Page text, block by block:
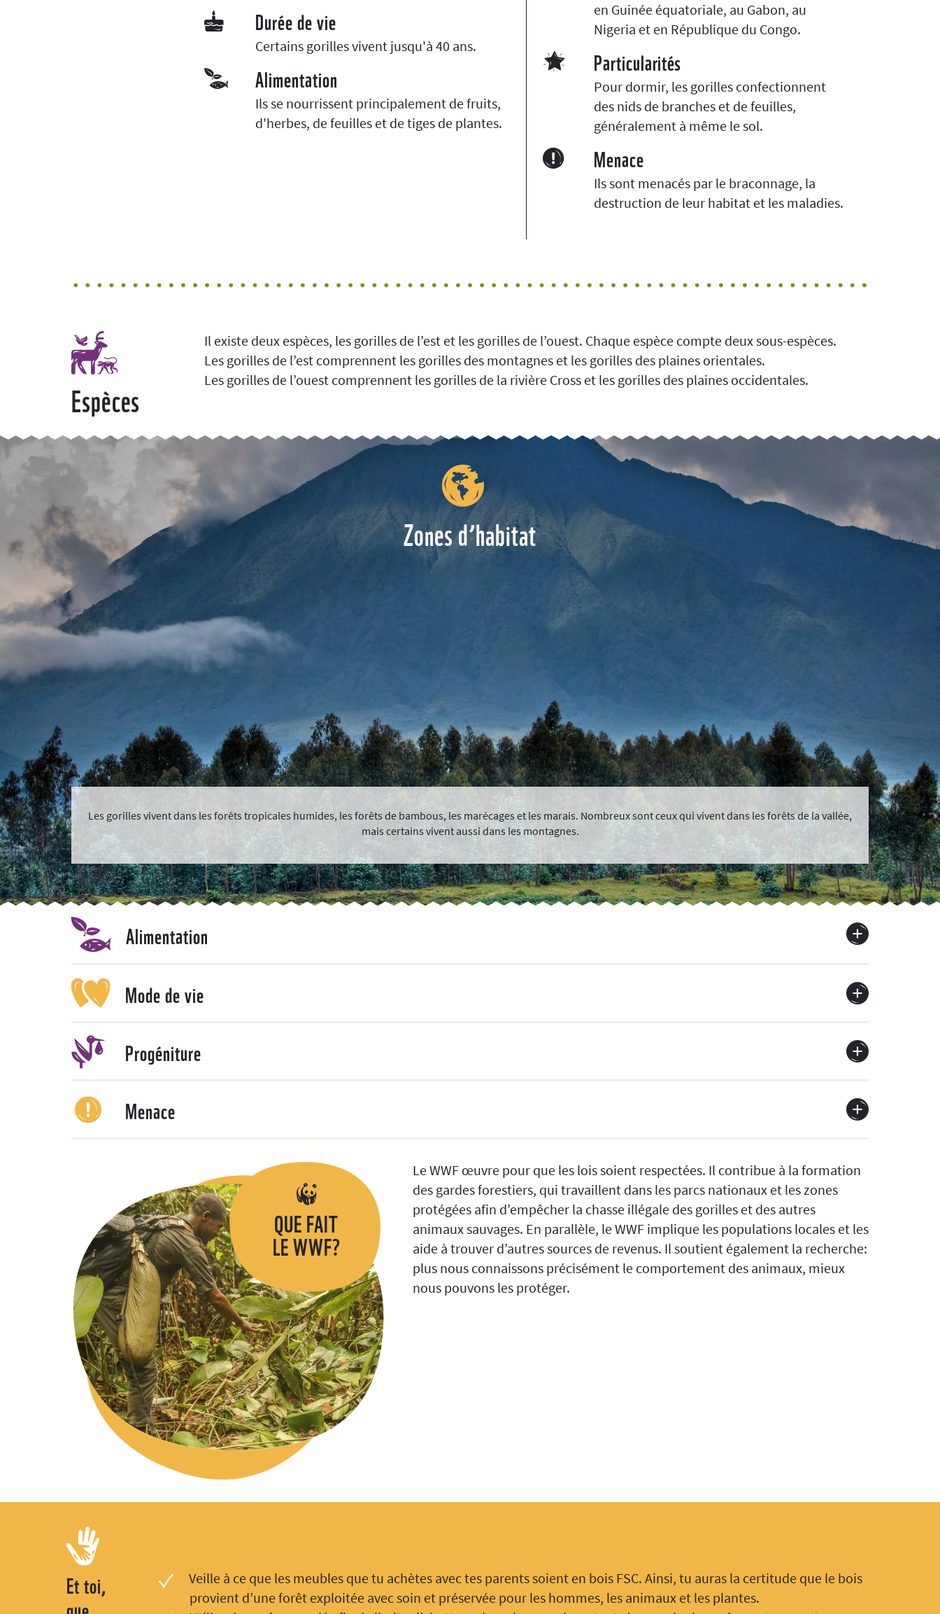
Durée de vie
Certains gorilles vivent jusqu'à 40 ans.
Alimentation
Ils se nourrissent principalement de fruits,
d'herbes, de feuilles et de tiges de plantes.
en Guinée équatoriale, au Gabon, au
Nigeria et en République du Congo.
Particularités
Pour dormir, les gorilles confectionnent
des nids de branches et de feuilles,
généralement à même le sol.
Menace
Ils sont menacés par le braconnage, la
destruction de leur habitat et les maladies.
Espèces
Il existe deux espèces, les gorilles de l’est et les gorilles de l’ouest. Chaque espèce compte deux sous-espèces.
Les gorilles de l’est comprennent les gorilles des montagnes et les gorilles des plaines orientales.
Les gorilles de l’ouest comprennent les gorilles de la rivière Cross et les gorilles des plaines occidentales.
Zones d’habitat
Les gorilles vivent dans les forêts tropicales humides, les forêts de bambous, les marécages et les marais. Nombreux sont ceux qui vivent dans les forêts de la vallée,
mais certains vivent aussi dans les montagnes.
Alimentation
Mode de vie
Progéniture
Menace
QUE FAIT
LE WWF?
Le WWF œuvre pour que les lois soient respectées. Il contribue à la formation
des gardes forestiers, qui travaillent dans les parcs nationaux et les zones
protégées afin d’empêcher la chasse illégale des gorilles et des autres
animaux sauvages. En parallèle, le WWF implique les populations locales et les
aide à trouver d’autres sources de revenus. Il soutient également la recherche:
plus nous connaissons précisément le comportement des animaux, mieux
nous pouvons les protéger.
Et toi,
Veille à ce que les meubles que tu achètes avec tes parents soient en bois FSC. Ainsi, tu auras la certitude que le bois
provient d’une forêt exploitée avec soin et préservée pour les hommes, les animaux et les plantes.